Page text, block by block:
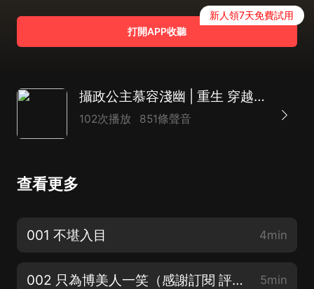
打開APP收聽
新人領7天免費試用
攝政公主慕容淺幽 | 重生 穿越 復仇 女強 爽文
102次播放 851條聲音
查看更多
001 不堪入目 4min
002 只為博美人一笑（感謝訂閱 評論 喜歡和關注的你~） 5min